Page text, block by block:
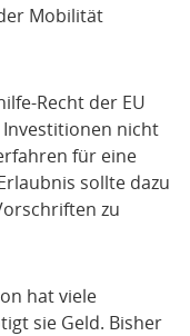
Mobilität
Recht der EU
nicht
für eine
sollte dazu
zu
hat viele
sie Geld. Bisher